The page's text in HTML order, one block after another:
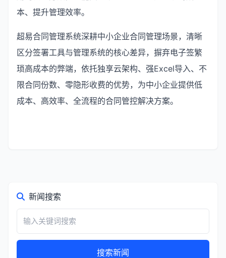
本、提升管理效率。
超易合同管理系统深耕中小企业合同管理场景，清晰
区分签署工具与管理系统的核心差异，摒弃电子签繁
琐高成本的弊端，依托独享云架构、强Excel导入、不
限合同份数、零隐形收费的优势，为中小企业提供低
成本、高效率、全流程的合同管控解决方案。
新闻搜索
搜索新闻